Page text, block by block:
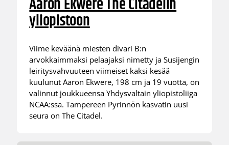
Aaron Ekwere The Citadelin
yliopistoon
Viime keväänä miesten divari B:n
arvokkaimmaksi pelaajaksi nimetty ja Susijengin
leiritysvahvuuteen viimeiset kaksi kesää
kuulunut Aaron Ekwere, 198 cm ja 19 vuotta, on
valinnut joukkueensa Yhdysvaltain yliopistoliiga
NCAA:ssa. Tampereen Pyrinnön kasvatin uusi
seura on The Citadel.